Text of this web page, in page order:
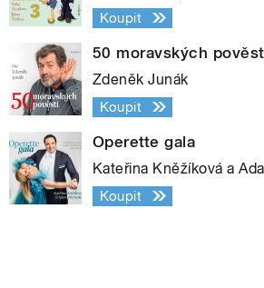
Koupit
50 moravských
Zdeněk Junák
Koupit
Operette gala
Kateřina Kněžíková a
Koupit